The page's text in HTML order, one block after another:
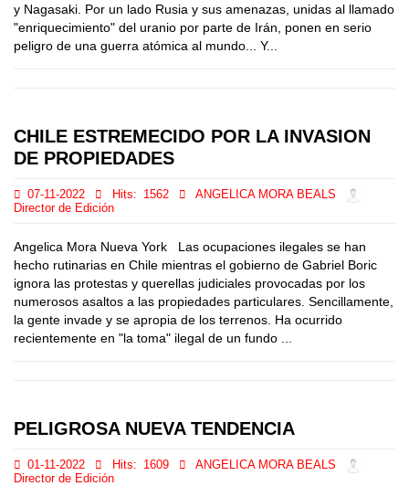
y Nagasaki. Por un lado Rusia y sus amenazas, unidas al llamado
"enriquecimiento" del uranio por parte de Irán, ponen en serio
peligro de una guerra atómica al mundo... Y...
CHILE ESTREMECIDO POR LA INVASION
DE PROPIEDADES
07-11-2022 Hits: 1562
ANGELICA MORA BEALS
Director de Edición
Angelica Mora Nueva York Las ocupaciones ilegales se han
hecho rutinarias en Chile mientras el gobierno de Gabriel Boric
ignora las protestas y querellas judiciales provocadas por los
numerosos asaltos a las propiedades particulares. Sencillamente,
la gente invade y se apropia de los terrenos. Ha ocurrido
recientemente en "la toma" ilegal de un fundo ...
PELIGROSA NUEVA TENDENCIA
01-11-2022 Hits: 1609
ANGELICA MORA BEALS
Director de Edición